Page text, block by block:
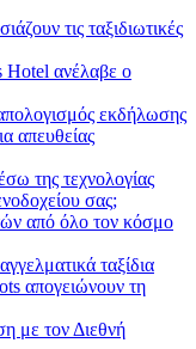
τις ταξιδιωτικές
Hotel ανέλαβε ο
εκδήλωσης
απευθείας
της τεχνολογίας
σας;
από όλο τον κόσμο
ταξίδια
απογειώνουν τη
με τον Διεθνή